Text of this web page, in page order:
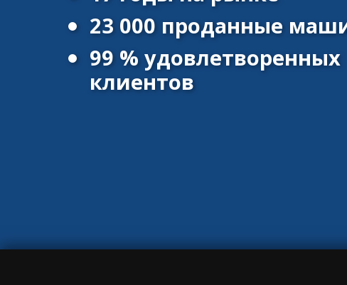
23 000 проданные
99 % удовлетворенных
клиентов